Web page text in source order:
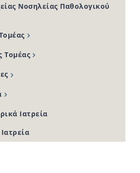
Νοσηλείας Παθολογικού
Τομέας
Ιατρεία